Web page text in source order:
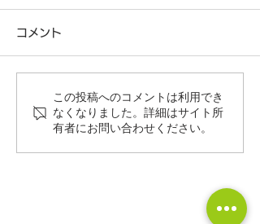
少子化時代の住宅未来予
想図〜これからどんな家
コメント
この投稿へのコメントは利用でき
なくなりました。詳細はサイト所
有者にお問い合わせください。